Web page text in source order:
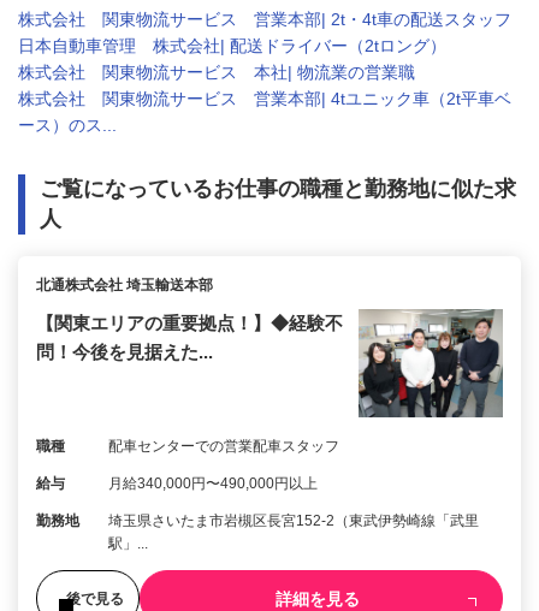
株式会社 関東物流サービス 営業本部| 2t・4t車の配送スタッフ
日本自動車管理 株式会社| 配送ドライバー（2tロング）
株式会社 関東物流サービス 本社| 物流業の営業職
株式会社 関東物流サービス 営業本部| 4tユニック車（2t平車ベ
ース）のス...
ご覧になっているお仕事の職種と勤務地に似た求
人
北通株式会社 埼玉輸送本部
【関東エリアの重要拠点！】◆経験不
問！今後を見据えた...
職種 配車センターでの営業配車スタッフ
給与 月給340,000円〜490,000円以上
勤務地
埼玉県さいたま市岩槻区長宮152-2（東武伊勢崎線「武里
駅」...
後で見る 詳細を見る